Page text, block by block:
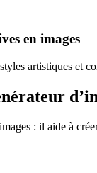
en images
artistiques et
: il aide à